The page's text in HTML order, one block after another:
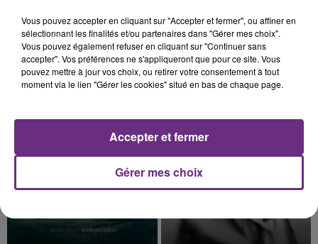
I Knew It, I Knew You What Lovers Do
Vous pouvez accepter en cliquant sur "Accepter et fermer", ou affiner en
sélectionnant les finalités et/ou partenaires dans "Gérer mes choix".
Vous pouvez également refuser en cliquant sur "Continuer sans
accepter". Vos préférences ne s'appliqueront que pour ce site. Vous
pouvez mettre à jour vos choix, ou retirer votre consentement à tout
moment via le lien "Gérer les cookies" situé en bas de chaque page.
Gérer mes choix
Accepter et fermer